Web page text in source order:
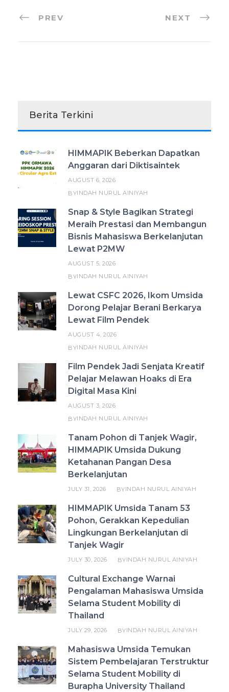
PREV NEXT
Berita Terkini
HIMMAPIK Beberkan Dapatkan
Anggaran dari Diktisaintek
AUGUST 6, 2026
BYINDAH NURUL AINIYAH
Snap & Style Bagikan Strategi
Meraih Prestasi dan Membangun
Bisnis Mahasiswa Berkelanjutan
Lewat P2MW
AUGUST 5, 2026
BYINDAH NURUL AINIYAH
Lewat CSFC 2026, Ikom Umsida
Dorong Pelajar Berani Berkarya
Lewat Film Pendek
AUGUST 4, 2026
BYINDAH NURUL AINIYAH
Film Pendek Jadi Senjata Kreatif
Pelajar Melawan Hoaks di Era
Digital Masa Kini
AUGUST 3, 2026
BYINDAH NURUL AINIYAH
Tanam Pohon di Tanjek Wagir,
HIMMAPIK Umsida Dukung
Ketahanan Pangan Desa
Berkelanjutan
JULY 31, 2026 BYINDAH NURUL AINIYAH
HIMMAPIK Umsida Tanam 53
Pohon, Gerakkan Kepedulian
Lingkungan Berkelanjutan di
Tanjek Wagir
JULY 30, 2026 BYINDAH NURUL AINIYAH
Cultural Exchange Warnai
Pengalaman Mahasiswa Umsida
Selama Student Mobility di
Thailand
JULY 29, 2026 BYINDAH NURUL AINIYAH
Mahasiswa Umsida Temukan
Sistem Pembelajaran Terstruktur
Selama Student Mobility di
Burapha University Thailand